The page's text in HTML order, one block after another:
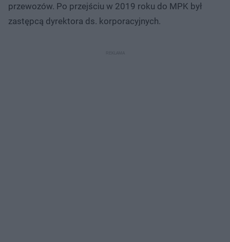
przewozów. Po przejściu w 2019 roku do MPK był
zastępcą dyrektora ds. korporacyjnych.